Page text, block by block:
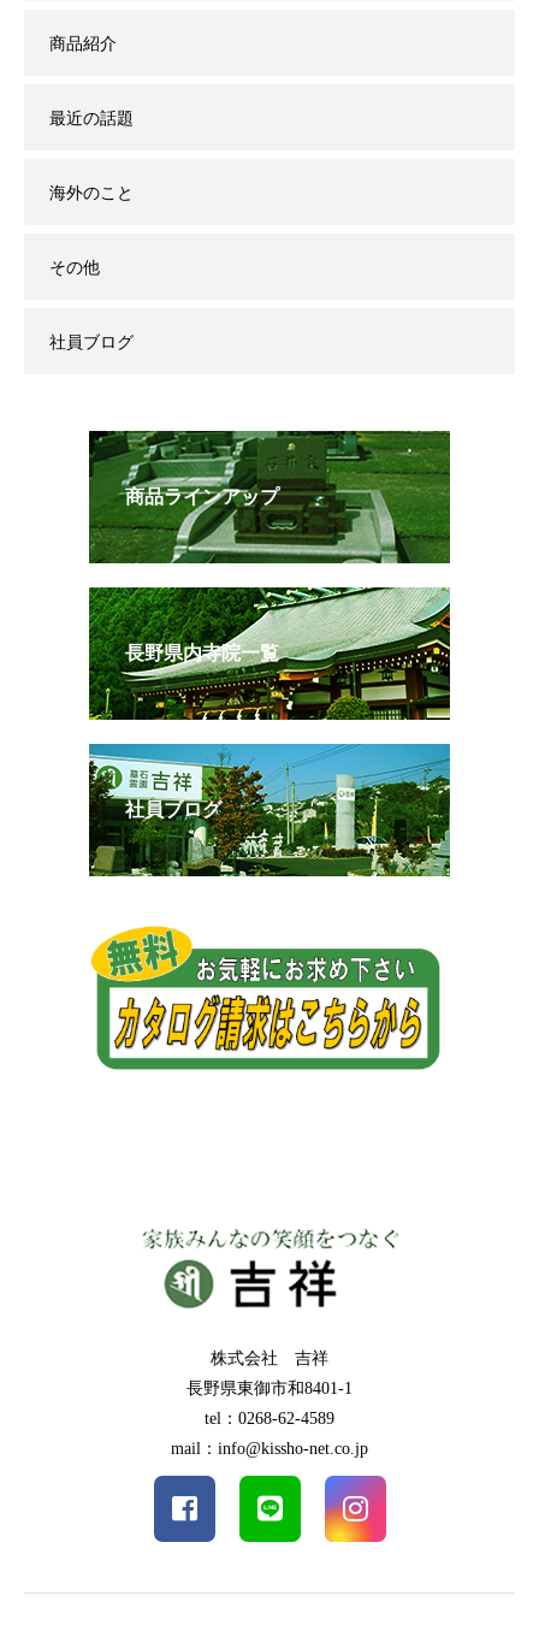
商品紹介
最近の話題
海外のこと
その他
社員ブログ
商品ラインアップ
長野県内寺院一覧
社員ブログ
株式会社 吉祥
長野県東御市和8401-1
tel：0268-62-4589
mail：info@kissho-net.co.jp